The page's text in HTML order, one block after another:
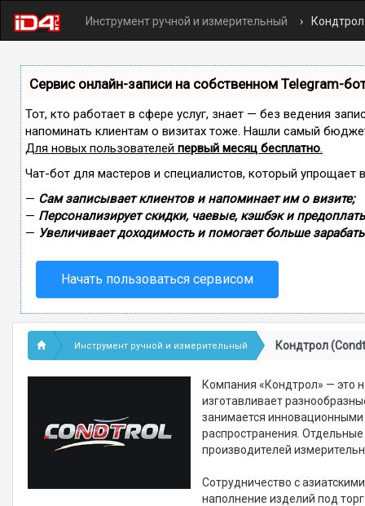
Инструмент ручной и измерительный
Сервис онлайн-записи на собственном Telegram-
Тот, кто работает в сфере услуг, знает — без ведения
напоминать клиентам о визитах тоже. Нашли самый
Для новых пользователей первый месяц бесплатно.
Чат-бот для мастеров и специалистов, который упрощает
— Сам записывает клиентов и напоминает им о визите;
— Персонализирует скидки, чаевые, кэшбэк и
— Увеличивает доходимость и помогает больше
Начать пользоваться сервисом
Инструмент ручной и измерительный Кондтрол
Компания «Кондтрол» — это
изготавливает
занимается
распространения.
производителей
Сотрудничество с
наполнение изделий под